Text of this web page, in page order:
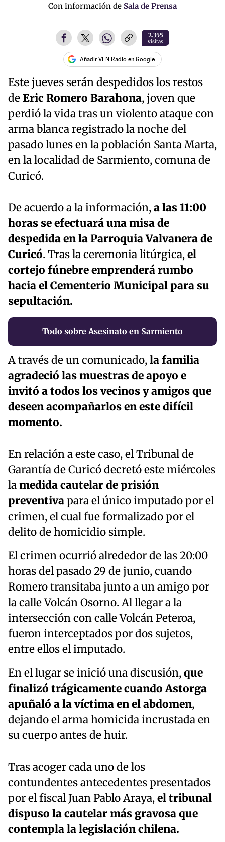
Con información de Sala de Prensa
2.355
visitas
Añadir VLN Radio en Google
Este jueves serán despedidos los restos
deEric Romero Barahona, joven que
perdió la vida tras un violento ataque con
arma blanca registrado la noche del
pasado lunes en la población Santa Marta,
en la localidad de Sarmiento, comuna de
Curicó.
De acuerdo a la información,a las 11:00
horas se efectuará una misa de
despedida en la Parroquia Valvanera de
Curicó. Tras la ceremonia litúrgica,el
cortejo fúnebre emprenderá rumbo
hacia el Cementerio Municipal para su
sepultación.
Todo sobre Asesinato en Sarmiento
A través de un comunicado,la familia
agradeció las muestras de apoyo e
invitó a todos los vecinos y amigos que
deseen acompañarlos en este difícil
momento.
En relación a este caso, el Tribunal de
Garantía de Curicó decretó este miércoles
lamedida cautelar de prisión
preventivapara el único imputado por el
crimen, el cual fue formalizado por el
delito de homicidio simple.
El crimen ocurrió alrededor de las 20:00
horas del pasado 29 de junio, cuando
Romero transitaba junto a un amigo por
la calle Volcán Osorno. Al llegar a la
intersección con calle Volcán Peteroa,
fueron interceptados por dos sujetos,
entre ellos el imputado.
En el lugar se inició una discusión,que
finalizó trágicamente cuando Astorga
apuñaló a la víctima en el abdomen,
dejando el arma homicida incrustada en
su cuerpo antes de huir.
Tras acoger cada uno de los
contundentes antecedentes presentados
por el fiscal Juan Pablo Araya,el tribunal
dispuso la cautelar más gravosa que
contempla la legislación chilena.